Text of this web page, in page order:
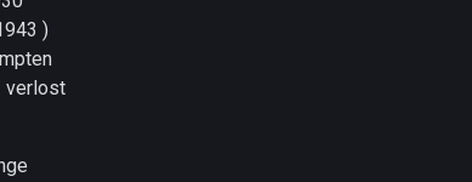
)
verlost